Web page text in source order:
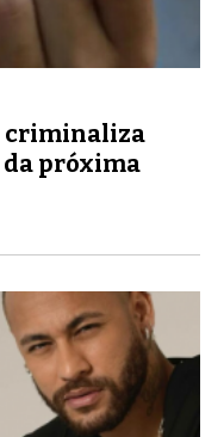
criminaliza
da próxima